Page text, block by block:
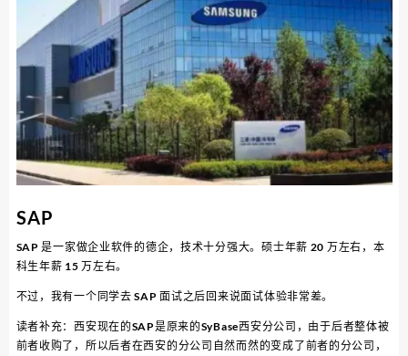
SAP
SAP 是一家做企业软件的德企，技术十分强大。硕士年薪 20 万左右，本
科生年薪 15 万左右。
不过，我有一个同学去 SAP 面试之后回来说面试体验非常差。
读者补充：西安现在的SAP是原来的SyBase西安分公司，由于后者整体被
前者收购了，所以后者在西安的分公司自然而然的变成了前者的分公司，